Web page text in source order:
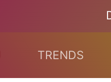
TRENDS